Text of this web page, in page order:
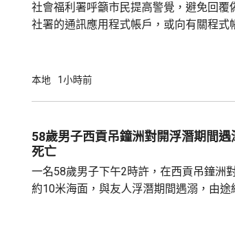
社會福利署呼籲市民提高警覺，避免回覆
社署的通訊應用程式帳戶，或向有關程式
內的不明連結，以盗取市民的個人資料。
本地 1小時前
58歲男子西貢吊鐘洲對開浮潛期間遇
死亡
一名58歲男子下午2時許，在西貢吊鐘洲
約10米海面，與友人浮潛期間遇溺，由途